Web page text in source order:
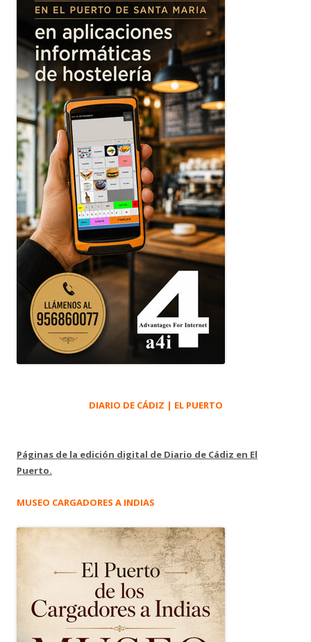
DIARIO DE CÁDIZ | EL PUERTO
Páginas de la edición digital de Diario de Cádiz en El
Puerto.
MUSEO CARGADORES A INDIAS